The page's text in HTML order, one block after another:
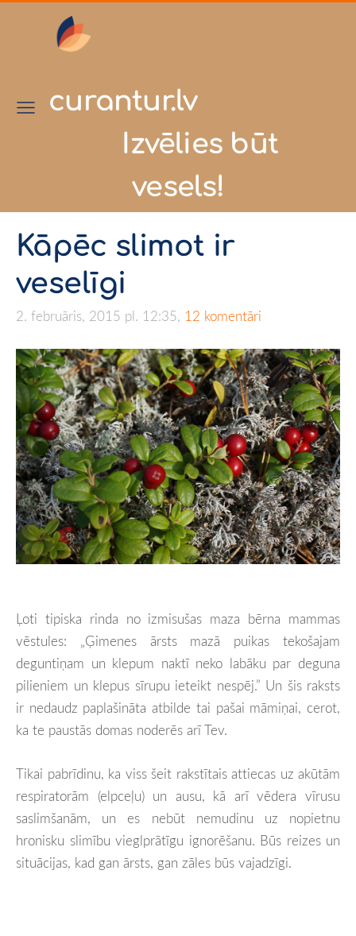
curantur.lv
Izvēlies būt
vesels!
Kāpēc slimot ir
veselīgi
2. februāris, 2015 pl. 12:35, 12 komentāri
Ļoti tipiska rinda no izmisušas maza bērna mammas
vēstules: „Ģimenes ārsts mazā puikas tekošajam
deguntiņam un klepum naktī neko labāku par deguna
pilieniem un klepus sīrupu ieteikt nespēj.” Un šis raksts
ir nedaudz paplašināta atbilde tai pašai māmiņai, cerot,
ka te paustās domas noderēs arī Tev.
Tikai pabrīdinu, ka viss šeit rakstītais attiecas uz akūtām
respiratorām (elpceļu) un ausu, kā arī vēdera vīrusu
saslimšanām, un es nebūt nemudinu uz nopietnu
hronisku slimību vieglprātīgu ignorēšanu. Būs reizes un
situācijas, kad gan ārsts, gan zāles būs vajadzīgi.